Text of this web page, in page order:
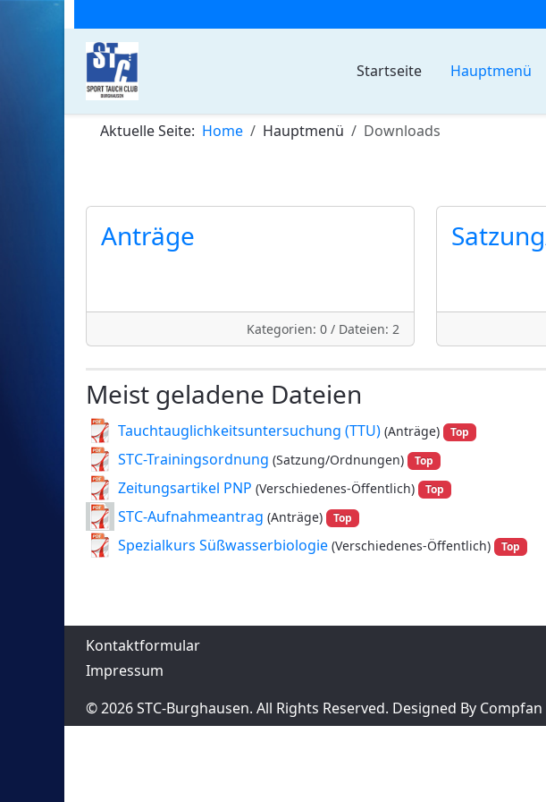
Startseite Hauptmenü
Aktuelle Seite: Home Hauptmenü Downloads
Anträge
Kategorien: 0 / Dateien: 2
Meist geladene Dateien
Tauchtauglichkeitsuntersuchung (TTU) (Anträge) Top
STC-Trainingsordnung (Satzung/Ordnungen) Top
Zeitungsartikel PNP (Verschiedenes-Öffentlich) Top
STC-Aufnahmeantrag (Anträge) Top
Spezialkurs Süßwasserbiologie (Verschiedenes-Öffentlich) Top
Kontaktformular
Impressum
© 2026 STC-Burghausen. All Rights Reserved. Designed By Compfan